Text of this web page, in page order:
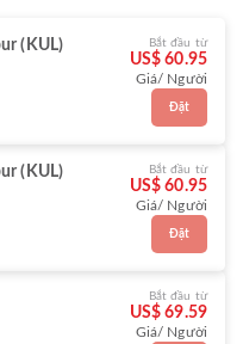
(KUL) Bắt đầu từ
US$ 60.95
Giá/ Người
Đặt
(KUL) Bắt đầu từ
US$ 60.95
Giá/ Người
Đặt
Bắt đầu từ
US$ 69.59
Giá/ Người